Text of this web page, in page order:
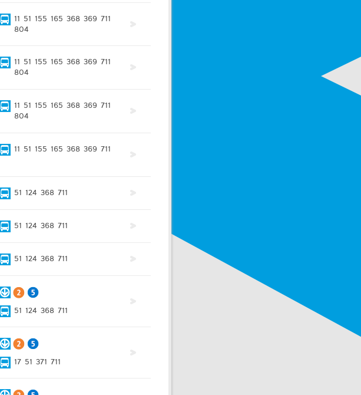
11 51 155 165 368 369 711
804
11 51 155 165 368 369 711
804
11 51 155 165 368 369 711
804
11 51 155 165 368 369 711
51 124 368 711
51 124 368 711
51 124 368 711
51 124 368 711
17 51 371 711